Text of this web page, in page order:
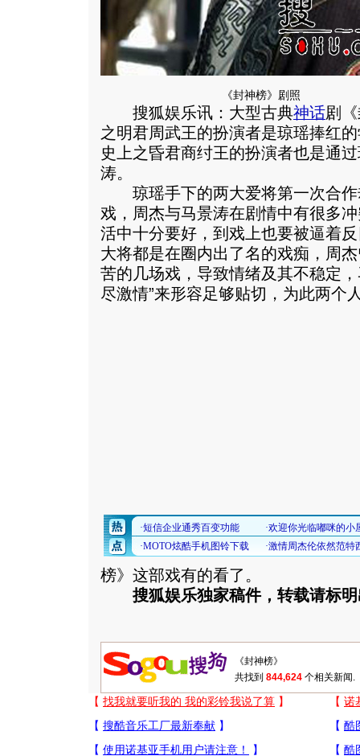
《封神榜》剧照
搜狐娱乐讯：大型古典神话剧
之明君周武王的扮演者是琼瑶捧红
史上之昏君商纣王的扮演者也是通
涛。
琼瑶手下的两大爱将第一次合作
戏，周杰与马景涛在剧情中有很多
活中十分要好，到戏上也要被逼着
大将都是在圈内出了名的戏痴，周
苦的几场戏，导致情绪及其不稳定
尽激情”来形容足够贴切，为此两个
榜》这部戏有的看了。
搜狐娱乐独家稿件，转载请标
共找到 844,624 个相关新闻.